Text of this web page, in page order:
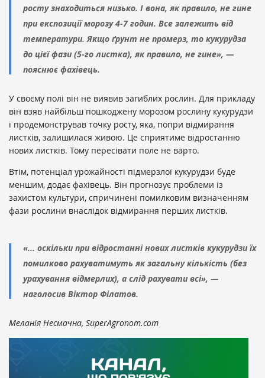
росту знаходиться низько. І вона, як правило, не гине
при експозиції морозу 4-7 годин. Все залежить від
температури. Якщо ґрунт не промерз, то кукурудза
до цієї фази (5-го листка), як правило, не гине», —
пояснює фахівець.
У своєму полі він не виявив загиблих рослин. Для прикладу
він взяв найбільш пошкоджену морозом рослину кукурудзи
і продемонстрував точку росту, яка, попри відмирання
листків, залишилася живою. Це сприятиме відростанню
нових листків. Тому пересівати поле не варто.
Втім, потенціал урожайності підмерзлої кукурудзи буде
меншим, додає фахівець. Він прогнозує проблеми із
захистом культури, спричинені помилковим визначенням
фази рослини внаслідок відмирання перших листків.
«... оскільки при відростанні нових листків кукурудзи їх
помилково рахуватимуть як загальну кількість (без
урахування відмерлих), а слід рахувати всі», —
наголосив Віктор Філатов.
Меланія Несмачна, SuperAgronom.com